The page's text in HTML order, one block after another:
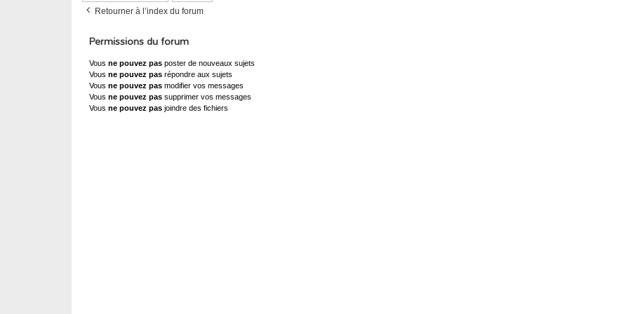
Retourner à l’index du forum
Permissions du forum
Vous ne pouvez pas poster de nouveaux sujets
Vous ne pouvez pas répondre aux sujets
Vous ne pouvez pas modifier vos messages
Vous ne pouvez pas supprimer vos messages
Vous ne pouvez pas joindre des fichiers